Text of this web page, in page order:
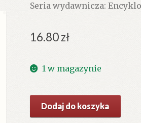
Seria wydawnicza:
16.80zł
1 w magazynie
Układ
Dodaj do koszyka